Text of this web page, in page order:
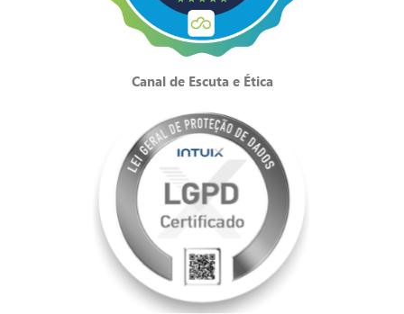
Canal de Escuta e Ética